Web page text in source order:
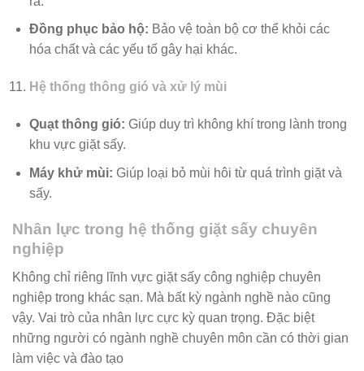
Đồng phục bảo hộ: Bảo vệ toàn bộ cơ thể khỏi các
hóa chất và các yếu tố gây hại khác.
Hệ thống thông gió và xử lý mùi
Quạt thông gió: Giúp duy trì không khí trong lành trong
khu vực giặt sấy.
Máy khử mùi: Giúp loại bỏ mùi hôi từ quá trình giặt và
sấy.
Nhân lực trong hệ thống giặt sấy chuyên
nghiệp
Không chỉ riêng lĩnh vực giặt sấy công nghiệp chuyên
nghiệp trong khác sạn. Mà bất kỳ ngành nghề nào cũng
vậy. Vai trò của nhân lực cực kỳ quan trọng. Đặc biệt
những người có ngành nghề chuyên môn cần có thời gian
làm việc và đào tạo